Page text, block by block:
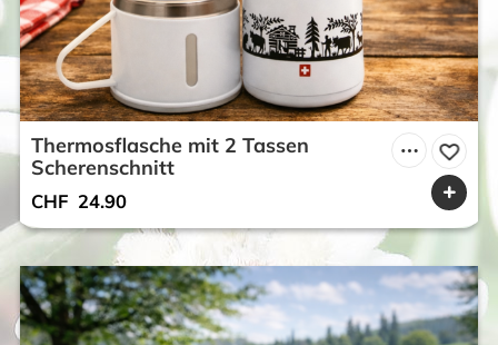
Thermosflasche mit 2 Tassen
Scherenschnitt
CHF 24.90